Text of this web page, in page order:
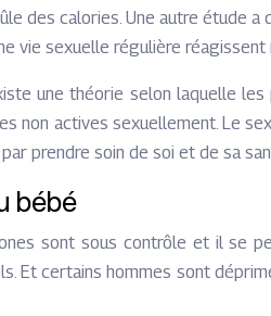
des calories. Une autre étude
vie sexuelle régulière
une théorie selon laquelle
non actives sexuellement. Le
prendre soin de soi et de sa
bébé
sont sous contrôle et il se
Et certains hommes sont